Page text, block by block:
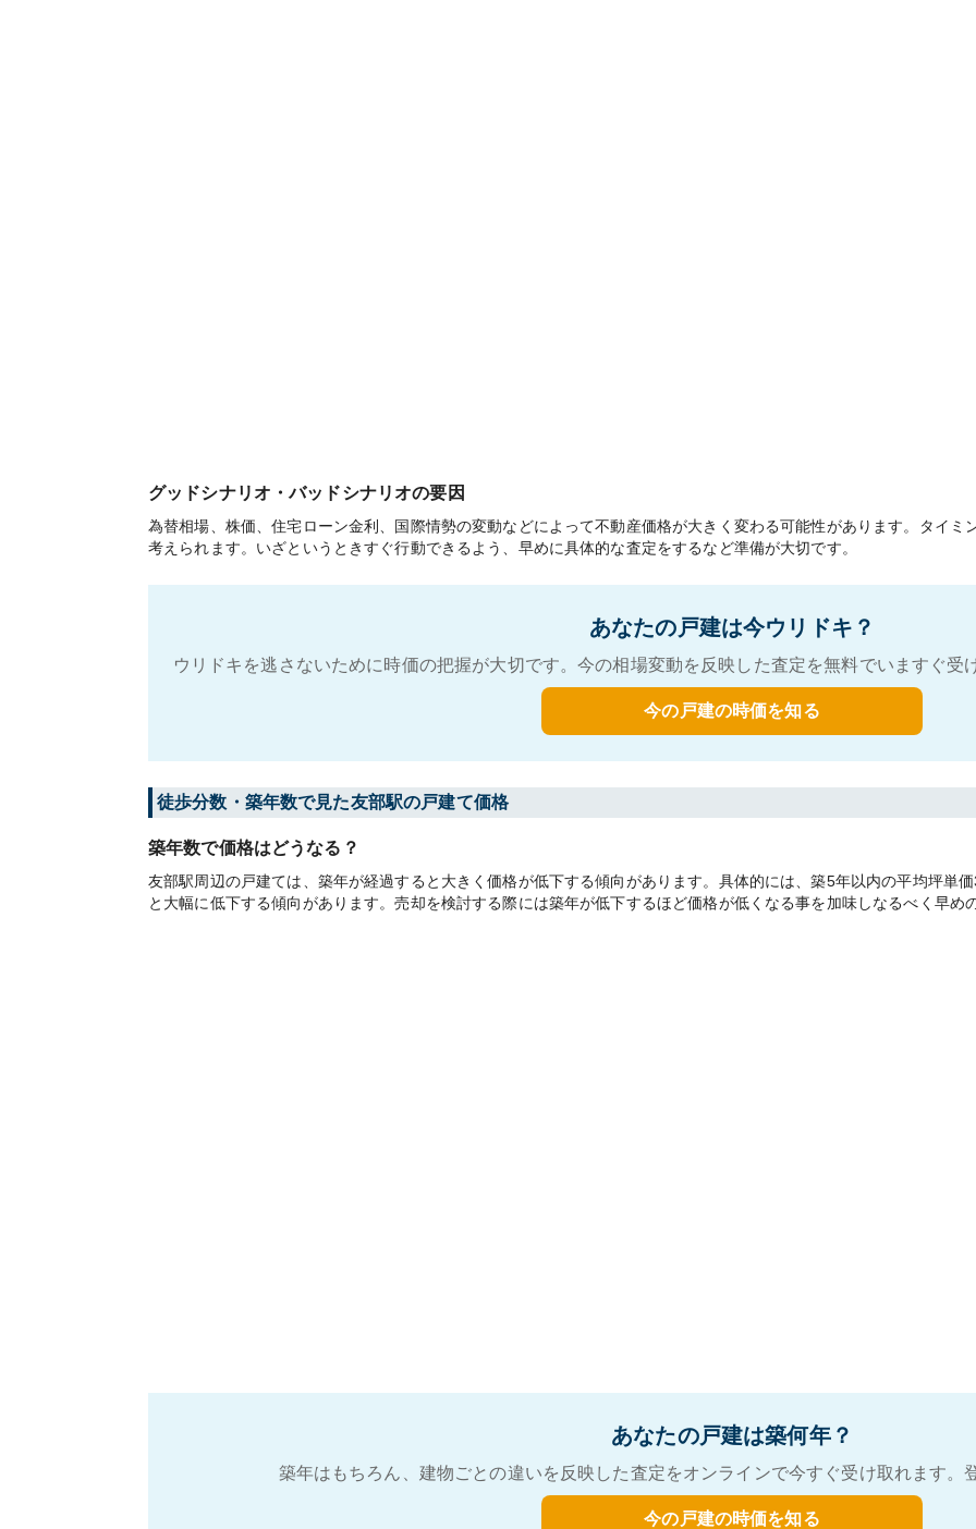
グッドシナリオ・バッドシナリオの要因
為替相場、株価、住宅ローン金利、国際情勢の変動などによって不動産価格が大きく変わる可能性があります。タイミ
考えられます。いざというときすぐ行動できるよう、早めに具体的な査定をするなど準備が大切です。
あなたの戸建は今ウリドキ？
ウリドキを逃さないために時価の把握が大切です。今の相場変動を反映した査定を無料でいますぐ
今の戸建の時価を知る
徒歩分数・築年数で見た友部駅の戸建て価格
築年数で価格はどうなる？
友部駅周辺の戸建ては、築年が経過すると大きく価格が低下する傾向があります。具体的には、築5年以内の平均坪単
と大幅に低下する傾向があります。売却を検討する際には築年が低下するほど価格が低くなる事を加味しなるべく早め
あなたの戸建は築何年？
築年はもちろん、建物ごとの違いを反映した査定をオンラインで今すぐ受け取れます。
今の戸建の時価を知る